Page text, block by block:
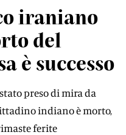
iraniano
del
è successo
preso di mira da
indiano è morto,
ferite